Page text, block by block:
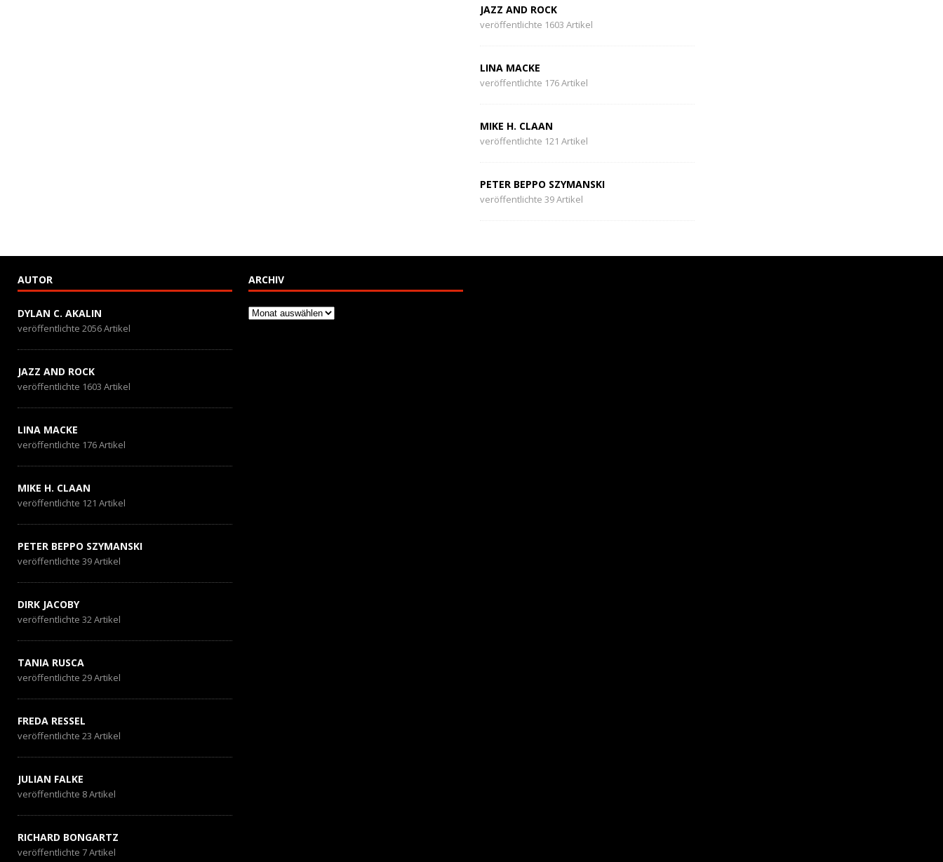
JAZZ AND ROCK
veröffentlichte 1603 Artikel
LINA MACKE
veröffentlichte 176 Artikel
MIKE H. CLAAN
veröffentlichte 121 Artikel
PETER BEPPO SZYMANSKI
veröffentlichte 39 Artikel
AUTOR
DYLAN C. AKALIN
veröffentlichte 2056 Artikel
JAZZ AND ROCK
veröffentlichte 1603 Artikel
LINA MACKE
veröffentlichte 176 Artikel
MIKE H. CLAAN
veröffentlichte 121 Artikel
PETER BEPPO SZYMANSKI
veröffentlichte 39 Artikel
DIRK JACOBY
veröffentlichte 32 Artikel
TANIA RUSCA
veröffentlichte 29 Artikel
FREDA RESSEL
veröffentlichte 23 Artikel
JULIAN FALKE
veröffentlichte 8 Artikel
RICHARD BONGARTZ
veröffentlichte 7 Artikel
ARCHIV
Archiv